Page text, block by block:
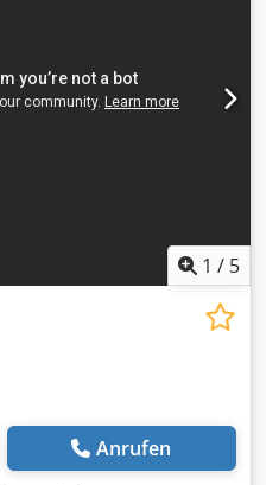
Schweißanlage (NIAH) -
Siemens S7 TIA Die
nur generalüberholt
1 / 5
Anrufen